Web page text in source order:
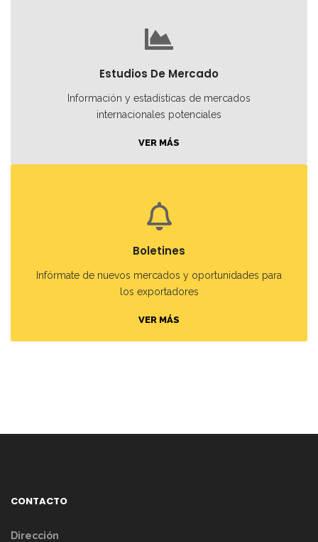
Estudios De Mercado
Información y estadísticas de mercados
internacionales potenciales
VER MÁS
Boletines
Infórmate de nuevos mercados y oportunidades para
los exportadores
VER MÁS
CONTACTO
Dirección